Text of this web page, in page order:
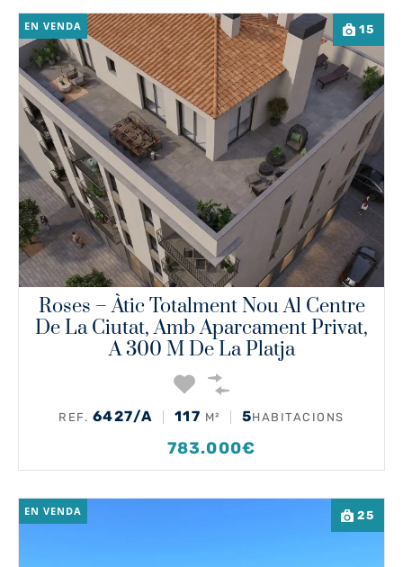
15
EN VENDA
Roses – Àtic Totalment Nou Al Centre
De La Ciutat, Amb Aparcament Privat,
A 300 M De La Platja
REF. 6427/A 117 M² 5HABITACIONS
783.000€
25
EN VENDA